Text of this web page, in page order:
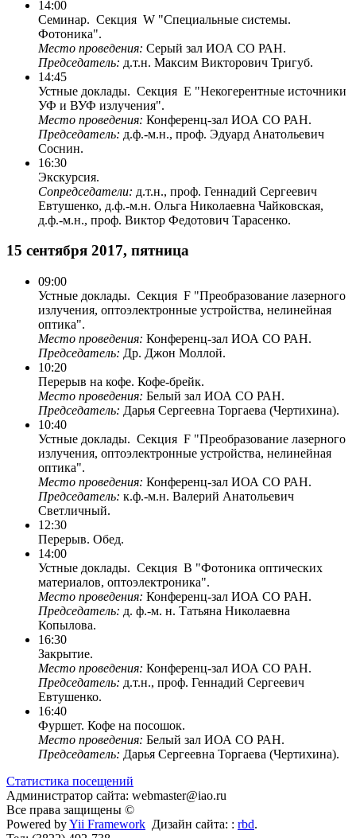
14:00
Семинар. Секция W "Специальные системы.
Фотоника".
Место проведения: Серый зал ИОА СО РАН.
Председатель: д.т.н. Максим Викторович Тригуб.
14:45
Устные доклады. Секция E "Некогерентные источники
УФ и ВУФ излучения".
Место проведения: Конференц-зал ИОА СО РАН.
Председатель: д.ф.-м.н., проф. Эдуард Анатольевич
Соснин.
16:30
Экскурсия.
Сопредседатели: д.т.н., проф. Геннадий Сергеевич
Евтушенко, д.ф.-м.н. Ольга Николаевна Чайковская,
д.ф.-м.н., проф. Виктор Федотович Тарасенко.
15 сентября 2017, пятница
09:00
Устные доклады. Секция F "Преобразование лазерного
излучения, оптоэлектронные устройства, нелинейная
оптика".
Место проведения: Конференц-зал ИОА СО РАН.
Председатель: Др. Джон Моллой.
10:20
Перерыв на кофе. Кофе-брейк.
Место проведения: Белый зал ИОА СО РАН.
Председатель: Дарья Сергеевна Торгаева (Чертихина).
10:40
Устные доклады. Секция F "Преобразование лазерного
излучения, оптоэлектронные устройства, нелинейная
оптика".
Место проведения: Конференц-зал ИОА СО РАН.
Председатель: к.ф.-м.н. Валерий Анатольевич
Светличный.
12:30
Перерыв. Обед.
14:00
Устные доклады. Секция B "Фотоника оптических
материалов, оптоэлектроника".
Место проведения: Конференц-зал ИОА СО РАН.
Председатель: д. ф.-м. н. Татьяна Николаевна
Копылова.
16:30
Закрытие.
Место проведения: Конференц-зал ИОА СО РАН.
Председатель: д.т.н., проф. Геннадий Сергеевич
Евтушенко.
16:40
Фуршет. Кофе на посошок.
Место проведения: Белый зал ИОА СО РАН.
Председатель: Дарья Сергеевна Торгаева (Чертихина).
Статистика посещений
Администратор сайта: webmaster@iao.ru
Все права защищены ©
Powered byYii Framework Дизайн сайта: : rbd.